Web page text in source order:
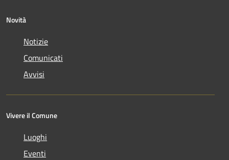
Novità
Notizie
Comunicati
Avvisi
Vivere il Comune
Luoghi
Eventi